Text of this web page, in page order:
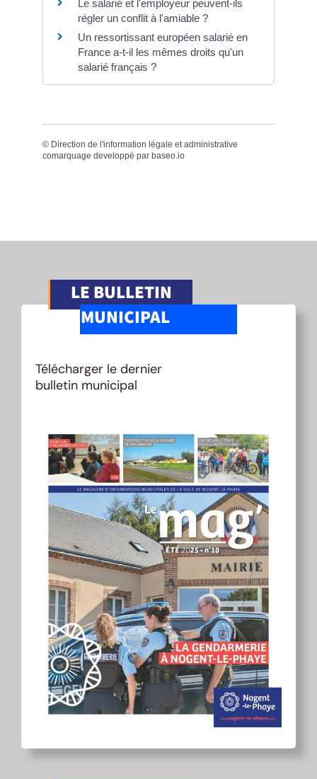
Le salarié et l'employeur peuvent-ils
régler un conflit à l'amiable ?
Un ressortissant européen salarié en
France a-t-il les mêmes droits qu'un
salarié français ?
© Direction de l'information légale et administrative
comarquage developpé par baseo.io
LE BULLETIN
MUNICIPAL
Télécharger le dernier
bulletin municipal